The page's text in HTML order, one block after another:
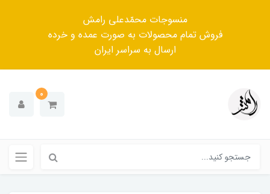
منسوجات محمّدعلی رامش
فروش تمام محصولات به صورت عمده و خرده
ارسال به سراسر ایران
0